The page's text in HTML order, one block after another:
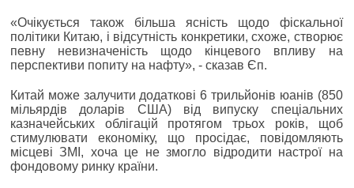
«Очікується також більша ясність щодо фіскальної
політики Китаю, і відсутність конкретики, схоже, створює
певну невизначеність щодо кінцевого впливу на
перспективи попиту на нафту», - сказав Єп.
Китай може залучити додаткові 6 трильйонів юанів (850
мільярдів доларів США) від випуску спеціальних
казначейських облігацій протягом трьох років, щоб
стимулювати економіку, що просідає, повідомляють
місцеві ЗМІ, хоча це не змогло відродити настрої на
фондовому ринку країни.